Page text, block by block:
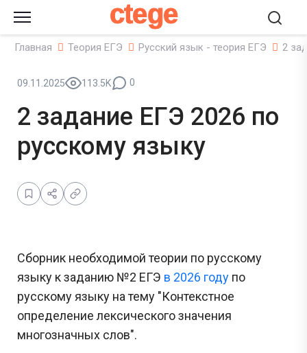
ctege
Главная Теория ЕГЭ Русский язык - теория ЕГЭ 2
09.11.2025 113.5K 0
2 задание ЕГЭ 2026 по
русскому языку
Сборник необходимой теории по русскому
языку к заданию №2 ЕГЭ в 2026 году по
русскому языку на тему "Контекстное
определение лексического значения
многозначных слов".